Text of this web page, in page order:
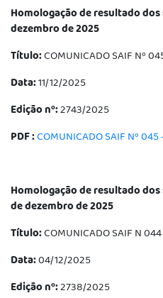
Homologação de resultado
dezembro de 2025
Título:COMUNICADO SAIF Nº
Data:11/12/2025
Edição nº:2743/2025
PDF :COMUNICADO SAIF Nº
Homologação de resultado
de dezembro de 2025
Título:COMUNICADO SAIF N
Data:04/12/2025
Edição nº:2738/2025